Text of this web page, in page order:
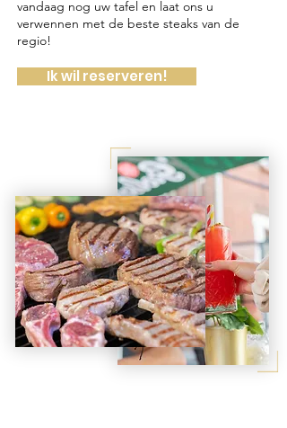
vandaag nog uw tafel en laat ons u
verwennen met de beste steaks van de
regio!
Ik wil reserveren!